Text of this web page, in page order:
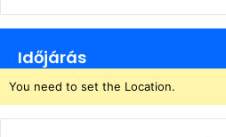
Időjárás
You need to set the Location.